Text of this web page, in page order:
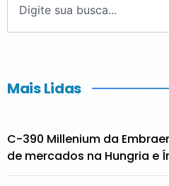
Mais Lidas
C-390 Millenium da
de mercados na Hungria e